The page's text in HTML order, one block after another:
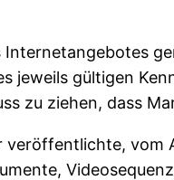
Internetangebotes
jeweils gültigen
zu ziehen, dass
veröffentlichte, vom